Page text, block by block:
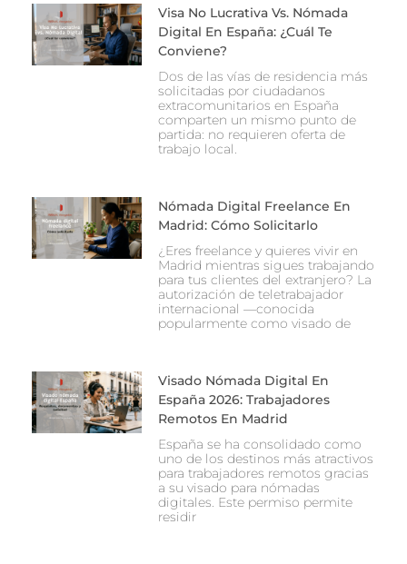
Visa No Lucrativa Vs. Nómada
Digital En España: ¿Cuál Te
Conviene?
Dos de las vías de residencia más
solicitadas por ciudadanos
extracomunitarios en España
comparten un mismo punto de
partida: no requieren oferta de
trabajo local.
Nómada Digital Freelance En
Madrid: Cómo Solicitarlo
¿Eres freelance y quieres vivir en
Madrid mientras sigues trabajando
para tus clientes del extranjero? La
autorización de teletrabajador
internacional —conocida
popularmente como visado de
Visado Nómada Digital En
España 2026: Trabajadores
Remotos En Madrid
España se ha consolidado como
uno de los destinos más atractivos
para trabajadores remotos gracias
a su visado para nómadas
digitales. Este permiso permite
residir